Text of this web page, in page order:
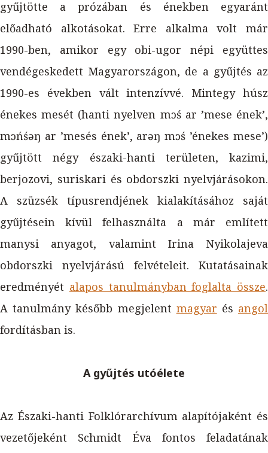
gyűjtötte a prózában és énekben egyaránt
előadható alkotásokat. Erre alkalma volt már
1990-ben, amikor egy obi-ugor népi együttes
vendégeskedett Magyarországon, de a gyűjtés az
1990-es években vált intenzívvé. Mintegy húsz
énekes mesét (hanti nyelven mɔś ar ’mese ének’,
mɔńśəŋ ar ’mesés ének’, arəŋ mɔś ’énekes mese’)
gyűjtött négy északi-hanti területen, kazimi,
berjozovi, suriskari és obdorszki nyelvjárásokon.
A szüzsék típusrendjének kialakításához saját
gyűjtésein kívül felhasználta a már említett
manysi anyagot, valamint Irina Nyikolajeva
obdorszki nyelvjárású felvételeit. Kutatásainak
eredményét alapos tanulmányban foglalta össze.
A tanulmány később megjelent magyar és angol
fordításban is.
A gyűjtés utóélete
Az Északi-hanti Folklórarchívum alapítójaként és
vezetőjeként Schmidt Éva fontos feladatának